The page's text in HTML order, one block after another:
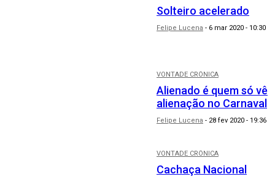
Solteiro acelerado
Felipe Lucena - 6 mar 2020 - 10:30
VONTADE CRÔNICA
Alienado é quem só vê
alienação no Carnaval
Felipe Lucena - 28 fev 2020 - 19:36
VONTADE CRÔNICA
Cachaça Nacional